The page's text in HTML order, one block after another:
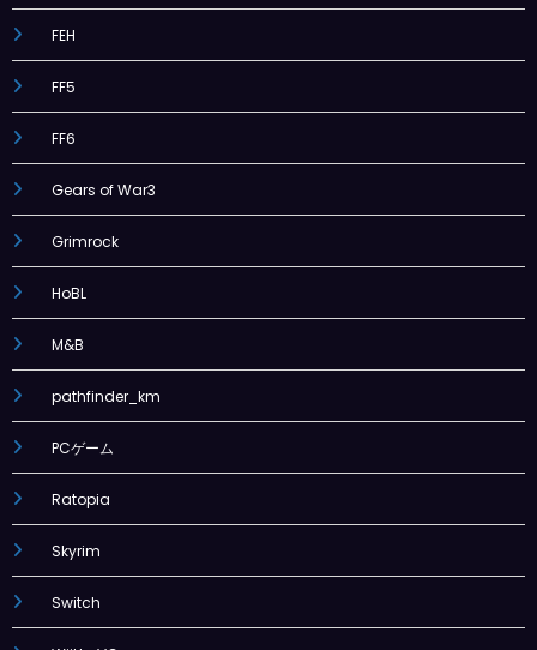
FEH
FF5
FF6
Gears of War3
Grimrock
HoBL
M&B
pathfinder_km
PCゲーム
Ratopia
Skyrim
Switch